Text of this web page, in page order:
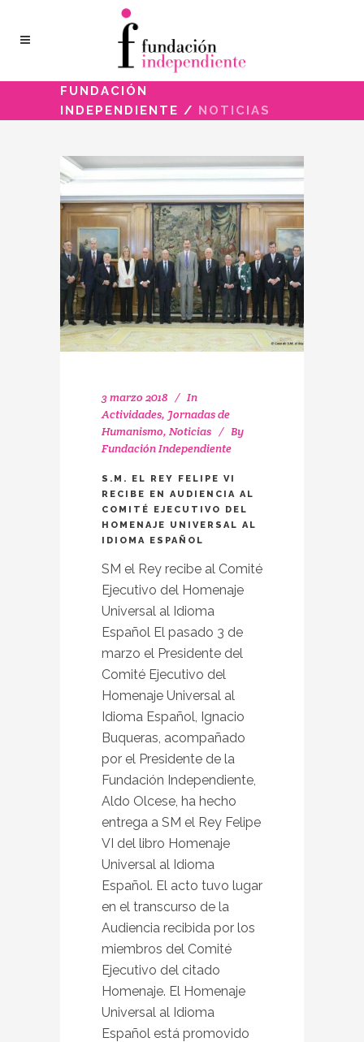
FUNDACIÓN
INDEPENDIENTE / NOTICIAS
3 marzo 2018
In
Actividades, Jornadas de
Humanismo, Noticias
By
Fundación Independiente
S.M. EL REY FELIPE VI
RECIBE EN AUDIENCIA AL
COMITÉ EJECUTIVO DEL
HOMENAJE UNIVERSAL AL
IDIOMA ESPAÑOL
SM el Rey recibe al Comité
Ejecutivo del Homenaje
Universal al Idioma
Español El pasado 3 de
marzo el Presidente del
Comité Ejecutivo del
Homenaje Universal al
Idioma Español, Ignacio
Buqueras, acompañado
por el Presidente de la
Fundación Independiente,
Aldo Olcese, ha hecho
entrega a SM el Rey Felipe
VI del libro Homenaje
Universal al Idioma
Español. El acto tuvo lugar
en el transcurso de la
Audiencia recibida por los
miembros del Comité
Ejecutivo del citado
Homenaje. El Homenaje
Universal al Idioma
Español está promovido